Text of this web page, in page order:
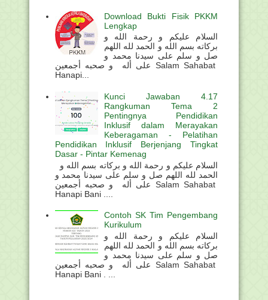
Download Bukti Fisik PKKM
Lengkap
السلام عليكم و رحمة الله و
بركاته بسم الله و الحمد لله اللهم
صل و سلم على سيدنا محمد و
على أله و صحبه أجمعين Salam Sahabat
Hanapi...
Kunci Jawaban 4.17
Rangkuman Tema 2
Pentingnya Pendidikan
Inklusif dalam Merayakan
Keberagaman - Pelatihan
Pendidikan Inklusif Berjenjang Tingkat
Dasar - Pintar Kemenag
الحمد لله اللهم صل و سلم على سيدنا محمد و
على أله و صحبه أجمعين Salam Sahabat
Hanapi Bani ....
Contoh SK Tim Pengembang
Kurikulum
السلام عليكم و رحمة الله و
بركاته بسم الله و الحمد لله اللهم
صل و سلم على سيدنا محمد و
على أله و صحبه أجمعين Salam Sahabat
Hanapi Bani . ...